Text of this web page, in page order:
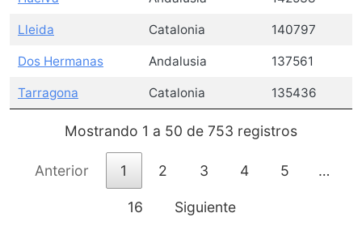
Lleida Catalonia 140797
Dos Hermanas Andalusia 137561
Tarragona Catalonia 135436
Mostrando 1 a 50 de 753 registros
Anterior 1 2 3 4 5 …
16 Siguiente